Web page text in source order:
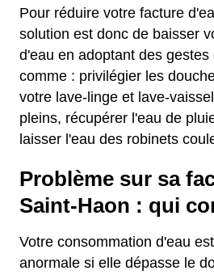
Pour réduire votre facture
solution est donc de baisser
d'eau en adoptant des
comme : privilégier les
votre lave-linge et lave-
pleins, récupérer l'eau de
laisser l'eau des robinets
Problème sur sa
Saint-Haon : qui
Votre consommation d'eau
anormale si elle dépasse le